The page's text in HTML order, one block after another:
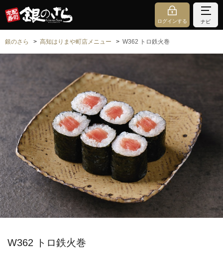
ログインする ナビ
銀のさら 高知はりまや町店メニュー W362 トロ鉄火巻
W362 トロ鉄火巻